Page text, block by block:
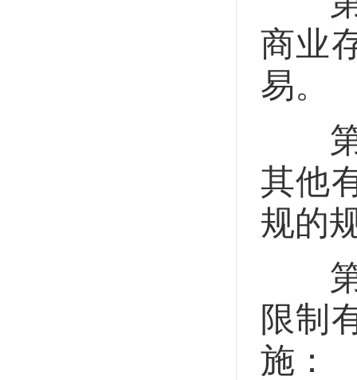
商业
易。
第
其他
规的
第
限制
施：